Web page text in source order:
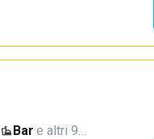
Bar·e altri 9…